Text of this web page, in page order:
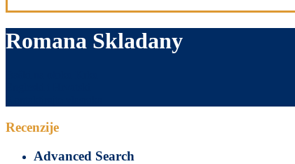
Romana Skladany
Recenzije
Advanced Search